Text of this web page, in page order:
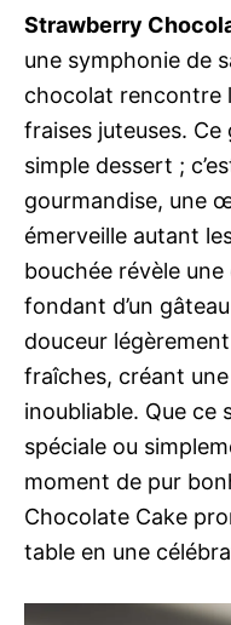
Strawberry
une symphonie de
chocolat rencontre
fraises juteuses. Ce
simple dessert ;
gourmandise, une
émerveille autant
bouchée révèle
fondant d’un
douceur
fraîches, créant
inoubliable. Que ce
spéciale ou
moment de pur
Chocolate Cake
table en une